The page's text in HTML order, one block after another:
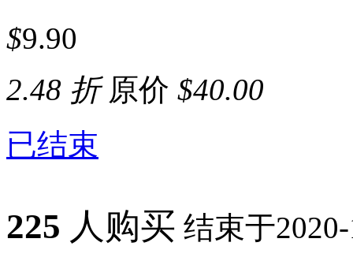
$9.90
2.48 折 原价 $40.00
已结束
225 人购买 结束于